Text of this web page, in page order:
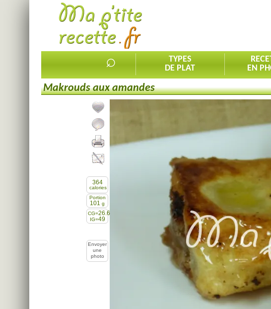
⌕
TYPES
DE PLAT
EN
Makrouds aux amandes
Imprimer la recette
Partager cette recette
364
calories
Portion
101 g
CG=26.6
IG=49
Envoyer
une
photo